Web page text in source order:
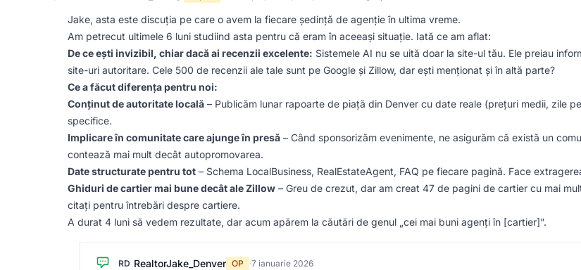
Jake, asta este discuția pe care o avem la fiecare ședință de agenție în ultima vreme.
Am petrecut ultimele 6 luni studiind asta pentru că eram în aceeași situație. Iată ce am aflat:
De ce ești invizibil, chiar dacă ai recenzii excelente: Sistemele AI nu se uită doar la site-ul tău. Ele preiau
site-uri autoritare. Cele 500 de recenzii ale tale sunt pe Google și Zillow, dar ești menționat și în altă parte?
Ce a făcut diferența pentru noi:
Conținut de autoritate locală – Publicăm lunar rapoarte de piață din Denver cu date reale (prețuri medii, zile
specifice.
Implicare în comunitate care ajunge în presă – Când sponsorizăm evenimente, ne asigurăm că există un
contează mai mult decât autopromovarea.
Date structurate pentru tot – Schema LocalBusiness, RealEstateAgent, FAQ pe fiecare pagină. Face
Ghiduri de cartier mai bune decât ale Zillow – Greu de crezut, dar am creat 47 de pagini de cartier cu mai
citați pentru întrebări despre cartiere.
A durat 4 luni să vedem rezultate, dar acum apărem la căutări de genul „cei mai buni agenți în [cartier]”.
RD RealtorJake_Denver OP ·7 ianuarie 2026